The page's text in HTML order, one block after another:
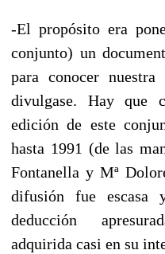
-El propósito era
conjunto) un
para conocer
divulgase. Hay que
edición de este
hasta 1991 (de las
Fontanella y Mª
difusión fue
deducción
adquirida casi en su